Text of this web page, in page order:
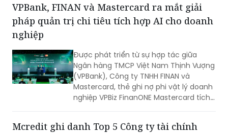
nơi điều kiện y tế còn thiếu thốn?
VPBank, FINAN và Mastercard ra mắt giải
pháp quản trị chi tiêu tích hợp AI cho doanh
nghiệp
Được phát triển từ sự hợp tác giữa
Ngân hàng TMCP Việt Nam Thịnh Vượng
(VPBank), Công ty TNHH FINAN và
Mastercard, thẻ ghi nợ phi vật lý doanh
nghiệp VPBiz FinanONE Mastercard tích
doanh nghiệp rút ngắn quy trình phê
Mcredit ghi danh Top 5 Công ty tài chính